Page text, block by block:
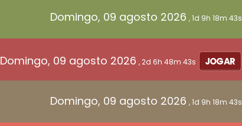
Domingo, 09 agosto 2026 , 1d 9h 18m 43s
Domingo, 09 agosto 2026 , 2d 6h 48m 43s JOGAR
Domingo, 09 agosto 2026 , 1d 9h 18m 43s